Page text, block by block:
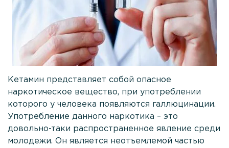
Лечение зависимости от ЛСД
Реабилитация наркозависимости на Кипре
Наркологическая помощь
Консультация нарколога
Вызов нарколога на дом
Мотивация на лечение
Лечение созависимости
Кетамин представляет собой опасное
наркотическое вещество, при употреблении
которого у человека появляются галлюцинации.
Употребление данного наркотика – это
довольно-таки распространенное явление среди
молодежи. Он является неотъемлемой частью